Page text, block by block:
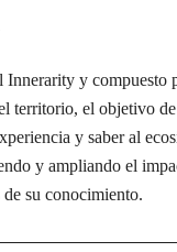
y compuesto
territorio, el objetivo de
y saber al
y ampliando el
de su conocimiento.